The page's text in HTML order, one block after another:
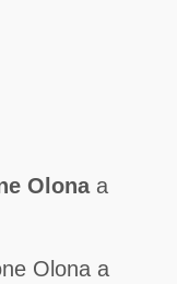
Olonaa
Olona a